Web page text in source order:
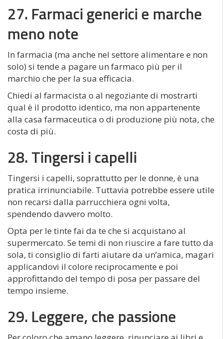
27. Farmaci generici e marche
meno note
In farmacia (ma anche nel settore alimentare e non
solo) si tende a pagare un farmaco più per il
marchio che per la sua efficacia.
Chiedi al farmacista o al negoziante di mostrarti
qual è il prodotto identico, ma non appartenente
alla casa farmaceutica o di produzione più nota, che
costa di più.
28. Tingersi i capelli
Tingersi i capelli, soprattutto per le donne, è una
pratica irrinunciabile. Tuttavia potrebbe essere utile
non recarsi dalla parrucchiera ogni volta,
spendendo davvero molto.
Opta per le tinte fai da te che si acquistano al
supermercato. Se temi di non riuscire a fare tutto da
sola, ti consiglio di farti aiutare da un’amica, magari
applicandovi il colore reciprocamente e poi
approfittando del tempo di posa per passare del
tempo insieme.
29. Leggere, che passione